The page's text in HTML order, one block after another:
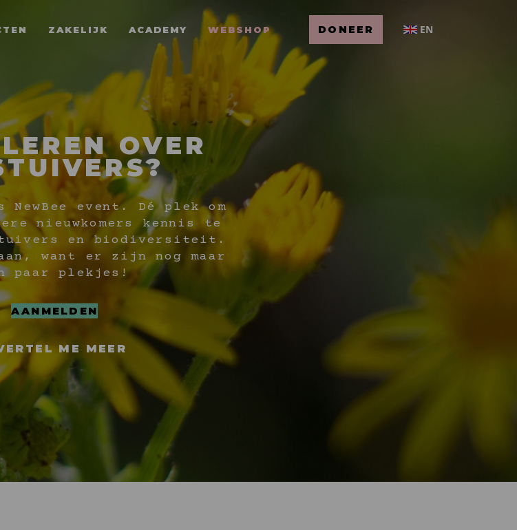
ZAKELIJK ACADEMY WEBSHOP DONEER EN
OVER
NewBee event. Dé plek om
nieuwkomers kennis te
en biodiversiteit.
want er zijn nog maar
paar plekjes!
AANMELDEN
ME MEER